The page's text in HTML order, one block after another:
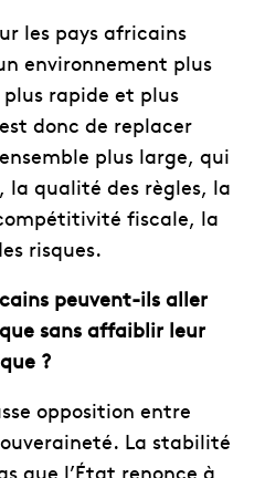
les pays africains
environnement plus
rapide et plus
donc de replacer
plus large, qui
qualité des règles, la
fiscale, la
risques.
peuvent-ils aller
sans affaiblir leur
?
opposition entre
La stabilité
que l’État renonce à